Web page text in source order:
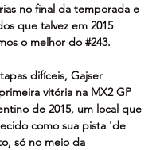
no final da temporada e
que talvez em 2015
o melhor do #243.
difíceis, Gajser
vitória na MX2 GP
de 2015, um local que
como sua pista 'de
só no meio da